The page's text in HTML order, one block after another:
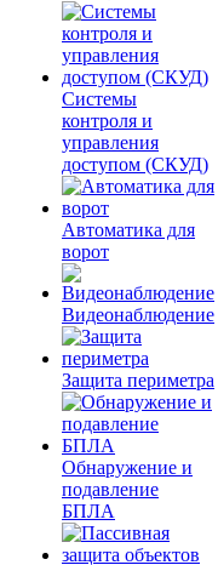
Системы
контроля и
управления
доступом (СКУД)
Автоматика для
ворот
Видеонаблюдение
Защита периметра
Обнаружение и
подавление
БПЛА